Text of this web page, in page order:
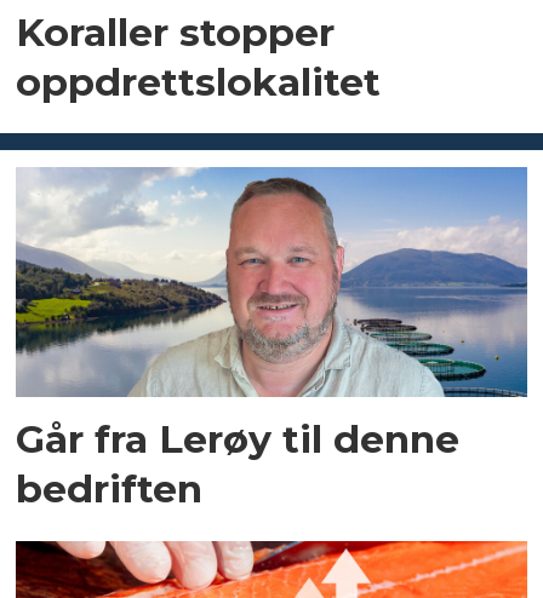
Koraller stopper
oppdrettslokalitet
Går fra Lerøy til denne
bedriften